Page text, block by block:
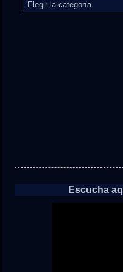
camino
Escucha